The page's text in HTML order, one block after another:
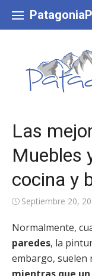
content
Las
Muebles
cocina y
Septiembre 20,
Normalmente,
paredes, la
embargo, suelen